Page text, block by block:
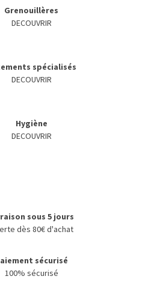
Grenouillères
DECOUVRIR
spécialisés
DECOUVRIR
Hygiène
DECOUVRIR
sous 5 jours
dès 80€ d'achat
sécurisé
100% sécurisé